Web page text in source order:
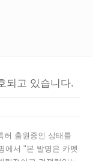
되고 있습니다.
허 출원중인 상태를
에서 "본 발명은 카펫